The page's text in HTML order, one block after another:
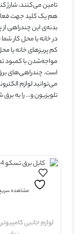
هم یک کلید جهت
بدنه‌ی این چندراهی
در خانه یا محل کار
کم پریزهای خانه یا
مواجه‌شدن با کمبود
است. چندراهی‌های
می‌توانید لوازم
تلویزیون و… را به
مشاهده
لوازم جانبی کامپیوتر,